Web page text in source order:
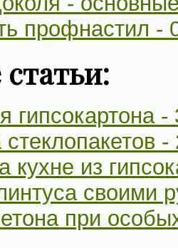
профнастил -
гипсокартона -
-
кухне из
своими
при